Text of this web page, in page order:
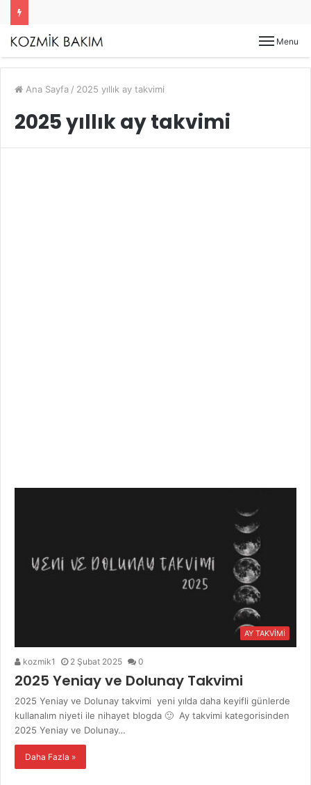
Menu
Ana Sayfa / 2025 yıllık ay takvimi
2025 yıllık ay takvimi
AY TAKVİMİ
kozmik1 2 Şubat 2025 0
2025 Yeniay ve Dolunay Takvimi
2025 Yeniay ve Dolunay takvimi yeni yılda daha keyifli günlerde
kullanalım niyeti ile nihayet blogda 🙂 Ay takvimi kategorisinden
2025 Yeniay ve Dolunay…
Daha Fazla »